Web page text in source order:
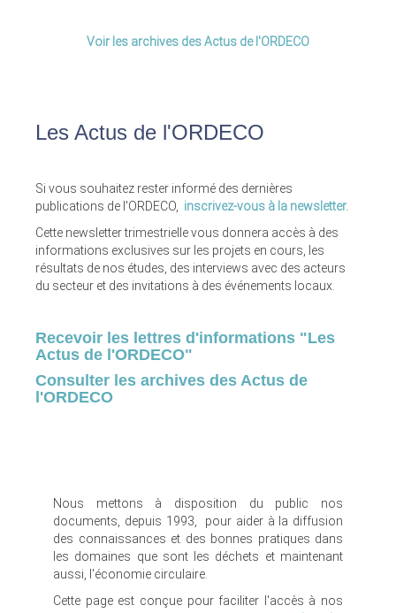
Voir les archives des Actus de l'ORDECO
Les Actus de l'ORDECO
Si vous souhaitez rester informé des dernières
publications de l'ORDECO, inscrivez-vous à la newsletter.
Cette newsletter trimestrielle vous donnera accès à des
informations exclusives sur les projets en cours, les
résultats de nos études, des interviews avec des acteurs
du secteur et des invitations à des événements locaux.
Recevoir les lettres d'informations "Les
Actus de l'ORDECO"
Consulter les archives des Actus de
l'ORDECO
Nous mettons à disposition du public nos
documents, depuis 1993, pour aider à la diffusion
des connaissances et des bonnes pratiques dans
les domaines que sont les déchets et maintenant
aussi, l'économie circulaire.
Cette page est conçue pour faciliter l'accès à nos